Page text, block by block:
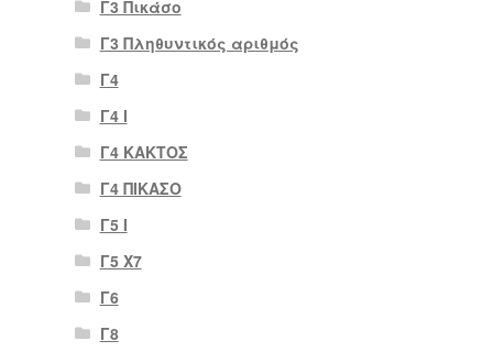
Γ3 Πικάσο
Γ3 Πληθυντικός αριθμός
Γ4
Γ4 Ι
Γ4 ΚΑΚΤΟΣ
Γ4 ΠΙΚΑΣΟ
Γ5 Ι
Γ5 Χ7
Γ6
Γ8